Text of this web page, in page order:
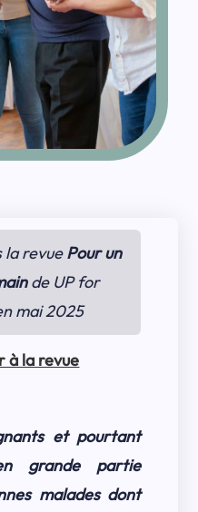
la revuePour un
de UP for
mai 2025
à la revue
et pourtant
grande partie
malades dont